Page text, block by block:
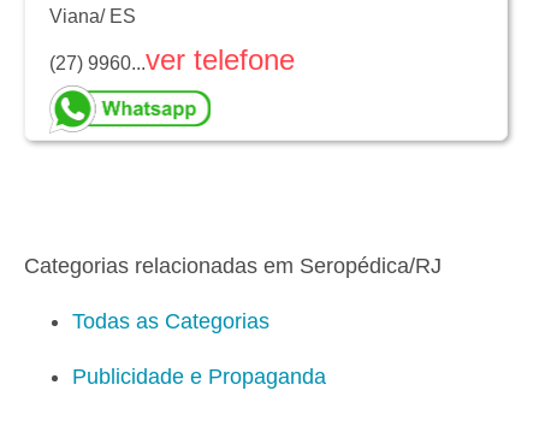
Viana/ ES
(27) 9960...ver telefone
Categorias relacionadas em Seropédica/RJ
Todas as Categorias
Publicidade e Propaganda